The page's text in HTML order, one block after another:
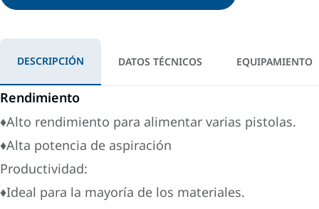
DESCRIPCIÓN DATOS TÉCNICOS EQUIPAMIENTO
Rendimiento
♦Alto rendimiento para alimentar varias pistolas.
♦Alta potencia de aspiración
Productividad:
♦Ideal para la mayoría de los materiales.